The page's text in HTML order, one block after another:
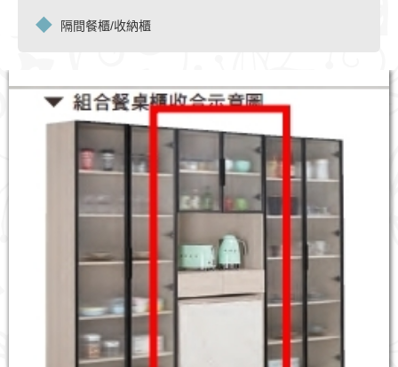
隔間餐櫃/收納櫃